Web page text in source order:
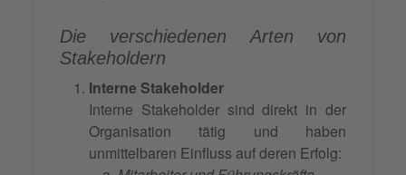
Die verschiedenen Arten von
Stakeholdern
Interne Stakeholder
Interne Stakeholder sind direkt in der
Organisation tätig und haben
unmittelbaren Einfluss auf deren Erfolg: